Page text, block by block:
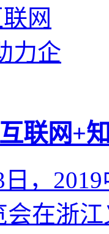
联网+
日，
会在浙